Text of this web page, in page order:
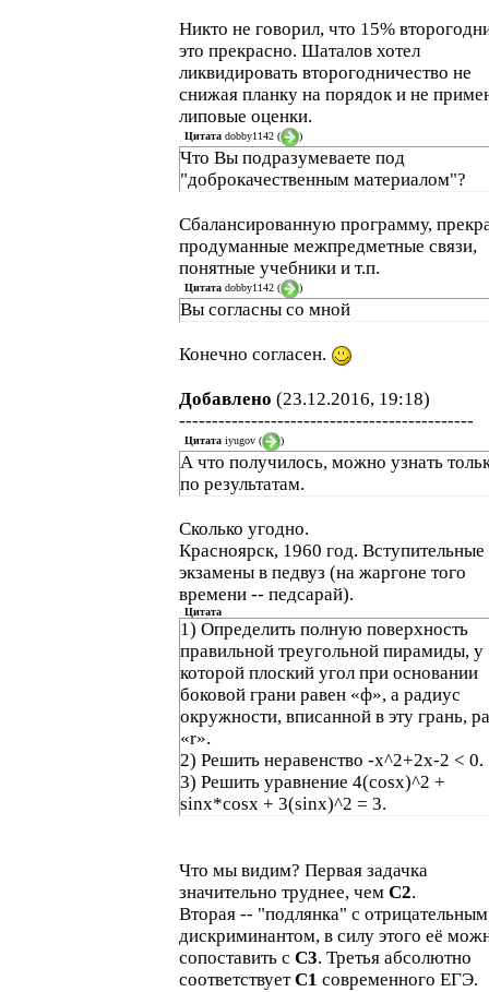
Никто не говорил, что 15%
это прекрасно. Шаталов хотел
ликвидировать второгодничество не
снижая планку на порядок и не
липовые оценки.
Цитата dobby1142 ( )
Что Вы подразумеваете под
"доброкачественным материалом"?
Сбалансированную программу,
продуманные межпредметные связи,
понятные учебники и т.п.
Цитата dobby1142 ( )
Вы согласны со мной
Конечно согласен.
Добавлено (23.12.2016, 19:18)
---------------------------------------------
Цитата iyugov ( )
А что получилось, можно узнать
по результатам.
Сколько угодно.
Красноярск, 1960 год. Вступительные
экзамены в педвуз (на жаргоне того
времени -- педсарай).
Цитата
1) Определить полную поверхность
правильной треугольной пирамиды, у
которой плоский угол при основании
боковой грани равен «ф», а радиус
окружности, вписанной в эту грань,
«r».
2) Решить неравенство -х^2+2x-2 < 0.
3) Решить уравнение 4(cosx)^2 +
sinx*cosx + 3(sinx)^2 = 3.
Что мы видим? Первая задачка
значительно труднее, чем С2.
Вторая -- "подлянка" с отрицательным
дискриминантом, в силу этого её
сопоставить с С3. Третья абсолютно
соответствуетС1 современного ЕГЭ.